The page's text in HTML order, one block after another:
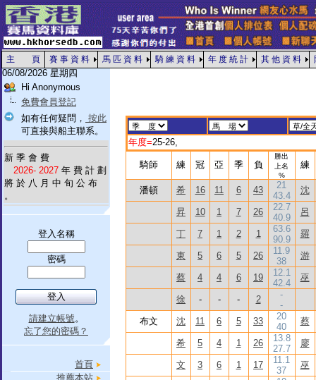
主 頁 賽 事 資 料 馬 匹 資 料 騎 練 資 料 年 度 統 計 其 他 資 料
06/08/2026 星期四
Hi Anonymous
免費會員登記
如有任何疑問， 按此
可直接與船主聯系。
新 季 會 費
2026- 2027 年 費 計 劃
將 於 八 月 中 旬 公 布
。
登入名稱
密碼
請建立帳號。
忘了您的密碼？
首頁
推薦本站
年度=25-26,
騎師 練 冠 亞 季 負
勝出
上名
%
練
潘頓 希 16 11 6 43
21
43.4
沈
昇 10 1 7 26
22.7
40.9
呂
丁 7 1 2 1
63.6
90.9
羅
東 5 6 5 26
11.9
38
游
蔡 4 4 6 19
12.1
42.4
巫
徐 - - - 2
-
-
布文
沈 11 6 5 33
20
40
蔡
希 5 4 1 26
13.8
27.7
廖
文 3 6 1 17
11.1
37
巫